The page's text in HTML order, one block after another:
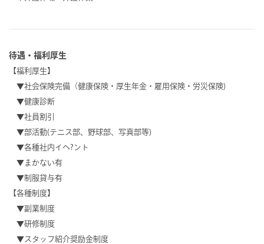
待遇・福利厚生
【福利厚生】
▼社会保険完備（健康保険・厚生年金・雇用保険・労災保険)
▼健康診断
▼社員割引
▼部活動(テニス部、野球部、写真部等)
▼各種社内イヘ?ント
▼まかない有
▼制服貸与有
【各種制度】
▼副業制度
▼研修制度
▼スタッフ紹介奨励金制度